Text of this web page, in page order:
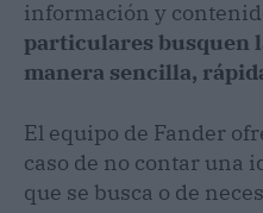
información y
particulares busquen
manera sencilla,
El equipo de Fander
caso de no contar una
que se busca o de